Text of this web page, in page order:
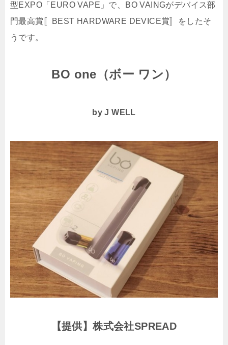
型EXPO「EURO VAPE」で、BO VAINGがデバイス部
門最高賞〚BEST HARDWARE DEVICE賞〛をしたそ
うです。
BO one（ボー ワン）
by J WELL
【提供】株式会社SPREAD